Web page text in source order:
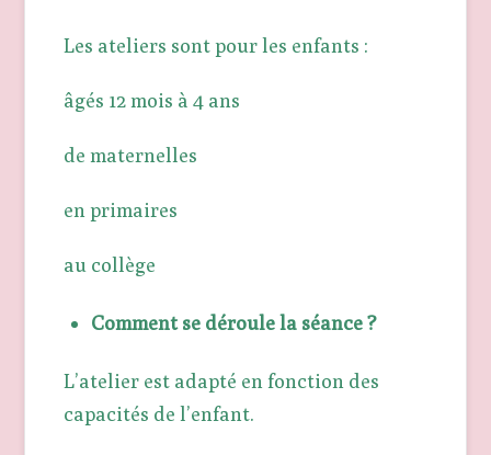
Les ateliers sont pour les enfants :
âgés 12 mois à 4 ans
de maternelles
en primaires
au collège
Comment se déroule la séance ?
L’atelier est adapté en fonction des
capacités de l’enfant.